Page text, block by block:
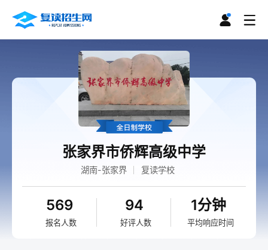
张家界市侨辉高级中学
湖南-张家界 复读学校
569
报名人数
94
好评人数
1分钟
平均响应时间